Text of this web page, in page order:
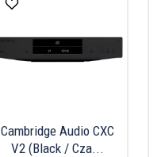
Cambridge Audio CXC
V2 (Black / Cza...